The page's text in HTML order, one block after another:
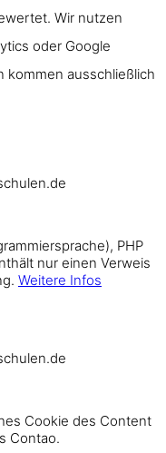
Wir nutzen
oder Google
kommen ausschließlich
PHP
nur einen Verweis
Weitere Infos
Cookie des Content
Contao.